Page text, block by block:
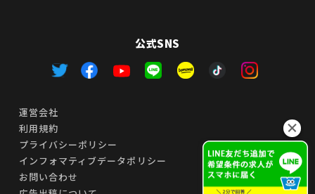
公式SNS
運営会社
利用規約
プライバシーポリシー
インフォマティブデータポリシー
お問い合わせ